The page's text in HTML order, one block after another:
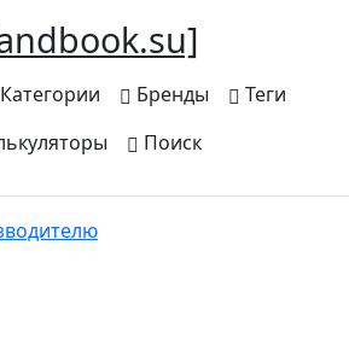
Категории Бренды
Теги
Поиск